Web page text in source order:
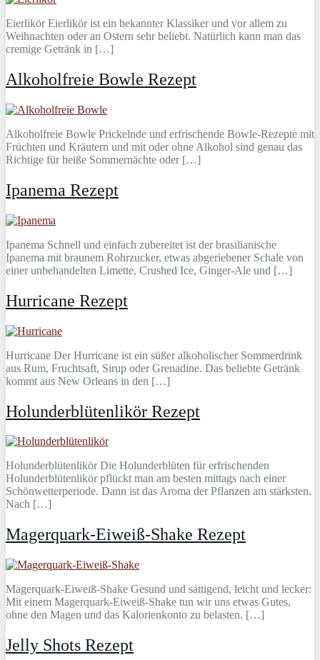
Eierlikör Eierlikör ist ein bekannter Klassiker und vor allem zu
Weihnachten oder an Ostern sehr beliebt. Natürlich kann man das
cremige Getränk in […]
Alkoholfreie Bowle Rezept
Alkoholfreie Bowle Prickelnde und erfrischende Bowle-Rezepte mit
Früchten und Kräutern und mit oder ohne Alkohol sind genau das
Richtige für heiße Sommernächte oder […]
Ipanema Rezept
Ipanema Schnell und einfach zubereitet ist der brasilianische
Ipanema mit braunem Rohrzucker, etwas abgeriebener Schale von
einer unbehandelten Limette, Crushed Ice, Ginger-Ale und […]
Hurricane Rezept
Hurricane Der Hurricane ist ein süßer alkoholischer Sommerdrink
aus Rum, Fruchtsaft, Sirup oder Grenadine. Das beliebte Getränk
kommt aus New Orleans in den […]
Holunderblütenlikör Rezept
Holunderblütenlikör Die Holunderblüten für erfrischenden
Holunderblütenlikör pflückt man am besten mittags nach einer
Schönwetterperiode. Dann ist das Aroma der Pflanzen am stärksten.
Nach […]
Magerquark-Eiweiß-Shake Rezept
Magerquark-Eiweiß-Shake Gesund und sättigend, leicht und lecker:
Mit einem Magerquark-Eiweiß-Shake tun wir uns etwas Gutes,
ohne den Magen und das Kalorienkonto zu belasten. […]
Jelly Shots Rezept